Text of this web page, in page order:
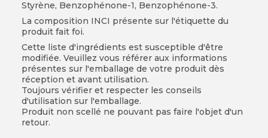
Styrène, Benzophénone-1, Benzophénone-3.
La composition INCI présente sur l'étiquette du
produit fait foi.
Cette liste d'ingrédients est susceptible d'être
modifiée. Veuillez vous référer aux informations
présentes sur l'emballage de votre produit dès
réception et avant utilisation.
Toujours vérifier et respecter les conseils
d'utilisation sur l'emballage.
Produit non scellé ne pouvant pas faire l'objet d'un
retour.